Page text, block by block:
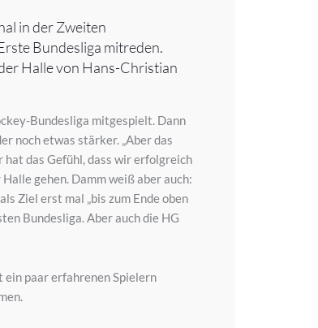
in der Zweiten
Bundesliga mitreden.
Halle von Hans-Christian
Bundesliga mitgespielt. Dann
noch etwas stärker. „Aber das
hat das Gefühl, dass wir erfolgreich
gehen. Damm weiß aber auch:
Ziel erst mal „bis zum Ende oben
Bundesliga. Aber auch die HG
ein paar erfahrenen Spielern